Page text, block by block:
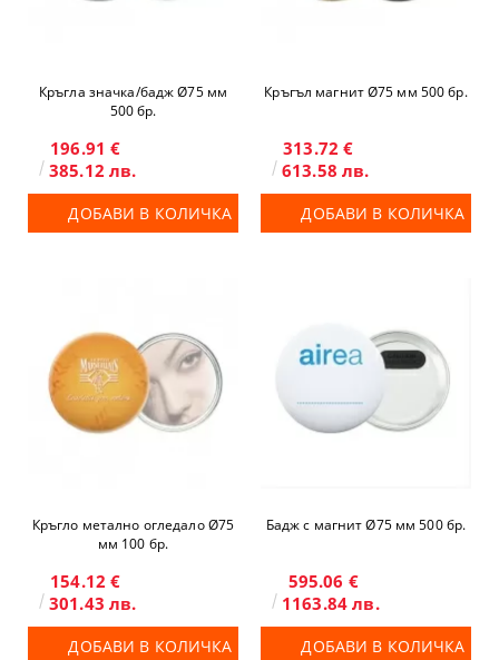
Кръгла значка/бадж Ø75 мм
500 бр.
196.91 €
385.12 лв.
ДОБАВИ В КОЛИЧКА
Кръгъл магнит Ø75 мм 500 бр.
313.72 €
613.58 лв.
ДОБАВИ В КОЛИЧКА
Кръгло метално огледало Ø75
мм 100 бр.
154.12 €
301.43 лв.
ДОБАВИ В КОЛИЧКА
Бадж с магнит Ø75 мм 500 бр.
595.06 €
1163.84 лв.
ДОБАВИ В КОЛИЧКА